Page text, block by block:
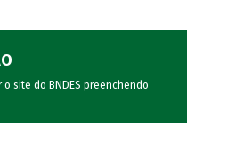
site do BNDES preenchendo